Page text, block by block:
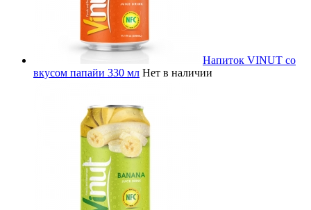
Напиток VINUT со
вкусом папайи 330 мл Нет в наличии